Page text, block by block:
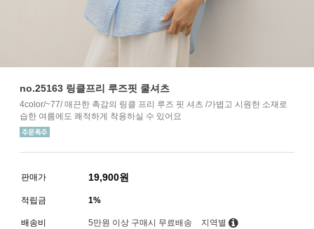
no.25163 링클프리 루즈핏 쿨셔츠
4color/~77/ 매끈한 촉감의 링클 프리 루즈 핏 셔츠 /가볍고 시원한 소재로
습한 여름에도 쾌적하게 착용하실 수 있어요
판매가 19,900원
적립금 1%
배송비 5만원 이상 구매시 무료배송 지역별